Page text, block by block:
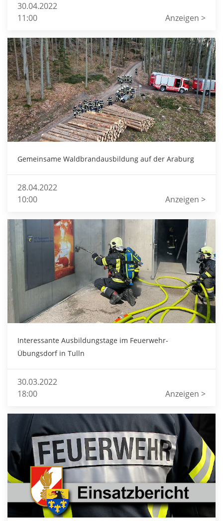
30.04.2022
11:00
Anzeigen >
Gemeinsame Waldbrandausbildung auf der Araburg
28.04.2022
10:00
Anzeigen >
Interessante Ausbildungstage im Feuerwehr-
Übungsdorf in Tulln
30.03.2022
18:00
Anzeigen >